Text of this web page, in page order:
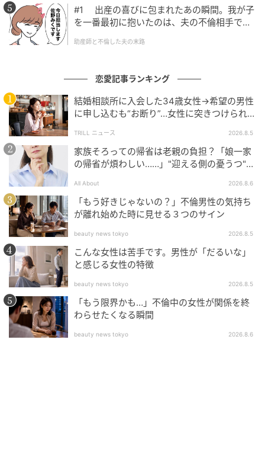
#1 出産の喜びに包まれたあの瞬間。我が子
を一番最初に抱いたのは、夫の不倫相手でし
助産師と不倫した夫の末路
恋愛記事ランキング
結婚相談所に入会した34歳女性→希望の男性
に申し込むも“お断り”…女性に突きつけられた
TRILL ニュース 2026.8.5
家族そろっての帰省は老親の負担？「娘一家
の帰省が煩わしい……」"迎える側の憂うつ"の
All About 2026.8.6
「もう好きじゃないの？」不倫男性の気持ち
が離れ始めた時に見せる３つのサイン
beauty news tokyo 2026.8.5
こんな女性は苦手です。男性が「だるいな」
と感じる女性の特徴
beauty news tokyo 2026.8.5
「もう限界かも…」不倫中の女性が関係を終
わらせたくなる瞬間
beauty news tokyo 2026.8.6